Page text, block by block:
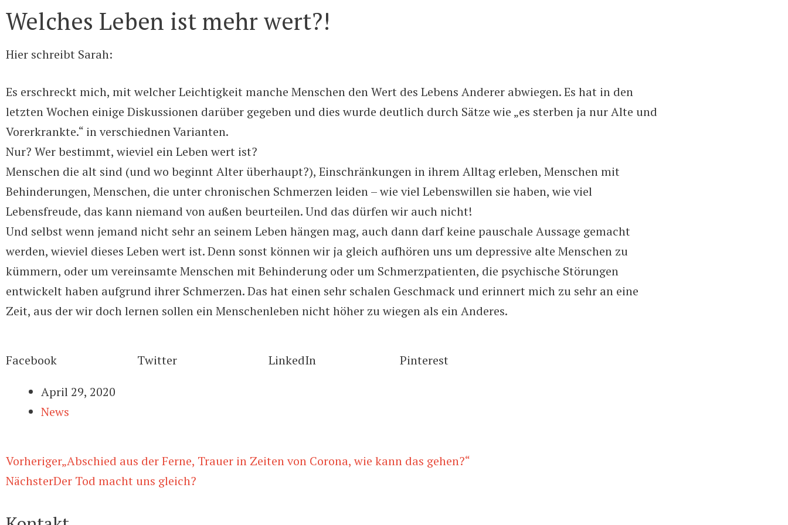
Welches Leben ist mehr wert?!
Hier schreibt Sarah:
Es erschreckt mich, mit welcher Leichtigkeit manche Menschen den Wert des Lebens Anderer abwiegen. Es hat in den
letzten Wochen einige Diskussionen darüber gegeben und dies wurde deutlich durch Sätze wie „es sterben ja nur Alte und
Vorerkrankte.“ in verschiednen Varianten.
Nur? Wer bestimmt, wieviel ein Leben wert ist?
Menschen die alt sind (und wo beginnt Alter überhaupt?), Einschränkungen in ihrem Alltag erleben, Menschen mit
Behinderungen, Menschen, die unter chronischen Schmerzen leiden – wie viel Lebenswillen sie haben, wie viel
Lebensfreude, das kann niemand von außen beurteilen. Und das dürfen wir auch nicht!
Und selbst wenn jemand nicht sehr an seinem Leben hängen mag, auch dann darf keine pauschale Aussage gemacht
werden, wieviel dieses Leben wert ist. Denn sonst können wir ja gleich aufhören uns um depressive alte Menschen zu
kümmern, oder um vereinsamte Menschen mit Behinderung oder um Schmerzpatienten, die psychische Störungen
entwickelt haben aufgrund ihrer Schmerzen. Das hat einen sehr schalen Geschmack und erinnert mich zu sehr an eine
Zeit, aus der wir doch lernen sollen ein Menschenleben nicht höher zu wiegen als ein Anderes.
Facebook Twitter LinkedIn
Pinterest
April 29, 2020
News
Vorheriger„Abschied aus der Ferne, Trauer in Zeiten von Corona, wie kann das gehen?“
NächsterDer Tod macht uns gleich?